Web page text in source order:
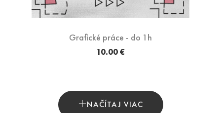
Grafické práce - do 1h
10.00 €
NAČÍTAJ VIAC